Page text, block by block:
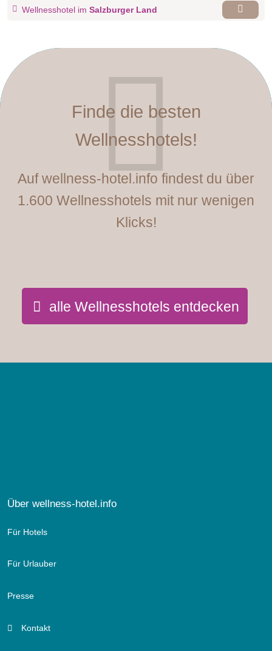
Wellnesshotel im Salzburger Land
Finde die besten
Wellnesshotels!
Auf wellness-hotel.info findest du über
1.600 Wellnesshotels mit nur wenigen
Klicks!
alle Wellnesshotels entdecken
Über wellness-hotel.info
Für Hotels
Für Urlauber
Presse
Kontakt